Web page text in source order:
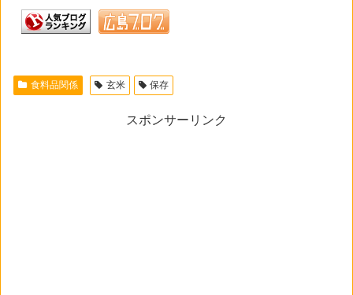
食料品関係 玄米 保存
スポンサーリンク